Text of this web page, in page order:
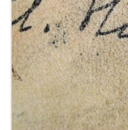
Impressum
Datenschutz
AGB
Widerruf